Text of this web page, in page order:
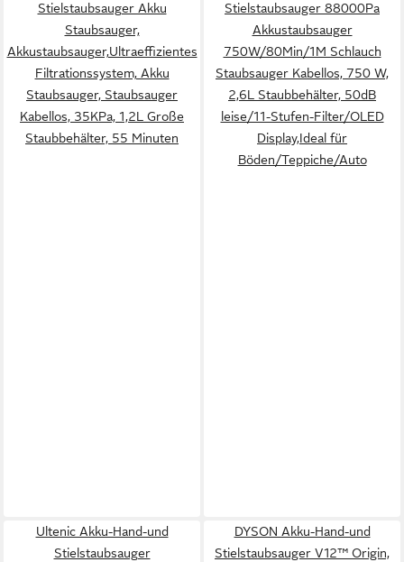
Stielstaubsauger Akku
Staubsauger,
Akkustaubsauger,Ultraeffizientes
Filtrationssystem, Akku
Staubsauger, Staubsauger
Kabellos, 35KPa, 1,2L Große
Staubbehälter, 55 Minuten
Stielstaubsauger 88000Pa
Akkustaubsauger
750W/80Min/1M Schlauch
Staubsauger Kabellos, 750 W,
2,6L Staubbehälter, 50dB
leise/11-Stufen-Filter/OLED
Display,Ideal für
Böden/Teppiche/Auto
Ultenic Akku-Hand-und
Stielstaubsauger
DYSON Akku-Hand-und
Stielstaubsauger V12™ Origin,